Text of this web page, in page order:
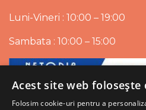
Luni-Vineri : 10:00 – 19:00
Sambata : 10:00 – 15:00
Acest site web folosește
Folosim cookie-uri pentru a